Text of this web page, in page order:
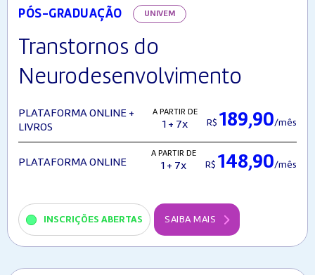
PÓS-GRADUAÇÃO UNIVEM
Transtornos do
Neurodesenvolvimento
PLATAFORMA ONLINE +
LIVROS
A PARTIR DE
1 + 7x R$ 189,90/mês
PLATAFORMA ONLINE
A PARTIR DE
1 + 7x R$ 148,90/mês
INSCRIÇÕES ABERTAS SAIBA MAIS